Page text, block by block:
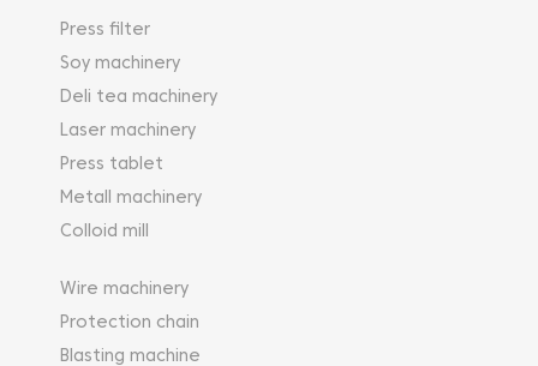
Press filter
Soy machinery
Deli tea machinery
Laser machinery
Press tablet
Metall machinery
Colloid mill
Wire machinery
Protection chain
Blasting machine